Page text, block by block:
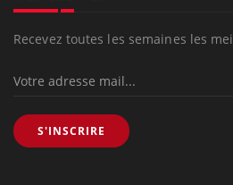
Recevez toutes les semaines les
S'INSCRIRE